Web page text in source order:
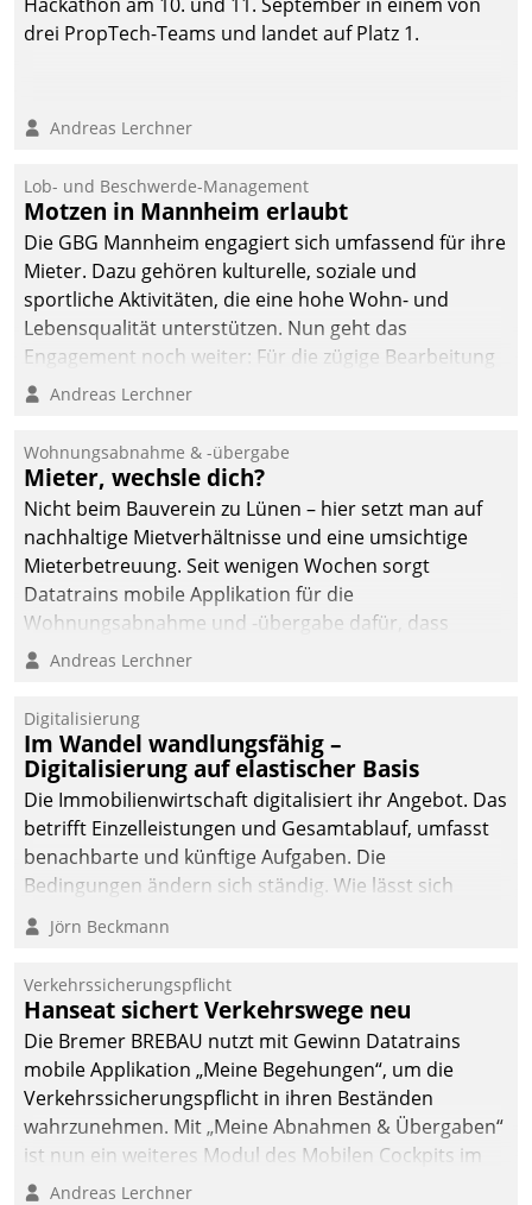
drei PropTech-Teams und landet auf Platz 1.
Andreas Lerchner
Lob- und Beschwerde-Management
Motzen in Mannheim erlaubt
Die GBG Mannheim engagiert sich umfassend für ihre
Mieter. Dazu gehören kulturelle, soziale und
sportliche Aktivitäten, die eine hohe Wohn- und
Lebensqualität unterstützen. Nun geht das
Engagement noch weiter: Für die zügige Bearbeitung
von Beschwerden – oder Lob – richtet das
und Beschwerde-Management einen eigenen Kanal
ein.
Andreas Lerchner
Wohnungsabnahme & -übergabe
Mieter, wechsle dich?
Nicht beim Bauverein zu Lünen – hier setzt man auf
nachhaltige Mietverhältnisse und eine umsichtige
Mieterbetreuung. Seit wenigen Wochen sorgt
Datatrains mobile Applikation für die
Wohnungsabnahme und -übergabe dafür, dass
Mieter wohlgeordnet kommen und, so es sein muss,
Andreas Lerchner
Digitalisierung
Im Wandel wandlungsfähig –
Digitalisierung auf elastischer Basis
Die Immobilienwirtschaft digitalisiert ihr Angebot. Das
betrifft Einzelleistungen und Gesamtablauf, umfasst
benachbarte und künftige Aufgaben. Die
Bedingungen ändern sich ständig. Wie lässt sich
technisch die Kontrolle wahren und zugleich Freiraum
fürs Wachsen öffnen?
Jörn Beckmann
Verkehrssicherungspflicht
Hanseat sichert Verkehrswege neu
Die Bremer BREBAU nutzt mit Gewinn Datatrains
mobile Applikation „Meine Begehungen“, um die
Verkehrssicherungspflicht in ihren Beständen
wahrzunehmen. Mit „Meine Abnahmen & Übergaben“
ist nun ein weiteres Modul des Mobilen Cockpits im
Einsatz.
Andreas Lerchner